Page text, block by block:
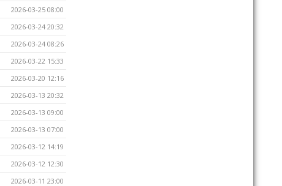
2026-03-25 08:00
2026-03-24 20:32
2026-03-24 08:26
2026-03-22 15:33
2026-03-20 12:16
2026-03-13 20:32
2026-03-13 09:00
2026-03-13 07:00
2026-03-12 14:19
2026-03-12 12:30
2026-03-11 23:00